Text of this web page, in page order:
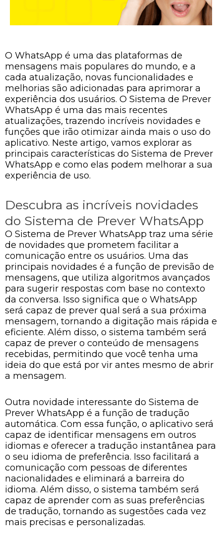
O WhatsApp é uma das plataformas de
mensagens mais populares do mundo, e a
cada atualização, novas funcionalidades e
melhorias são adicionadas para aprimorar a
experiência dos usuários. O Sistema de Prever
WhatsApp é uma das mais recentes
atualizações, trazendo incríveis novidades e
funções que irão otimizar ainda mais o uso do
aplicativo. Neste artigo, vamos explorar as
principais características do Sistema de Prever
WhatsApp e como elas podem melhorar a sua
experiência de uso.
Descubra as incríveis novidades
do Sistema de Prever WhatsApp
O Sistema de Prever WhatsApp traz uma série
de novidades que prometem facilitar a
comunicação entre os usuários. Uma das
principais novidades é a função de previsão de
mensagens, que utiliza algoritmos avançados
para sugerir respostas com base no contexto
da conversa. Isso significa que o WhatsApp
será capaz de prever qual será a sua próxima
mensagem, tornando a digitação mais rápida e
eficiente. Além disso, o sistema também será
capaz de prever o conteúdo de mensagens
recebidas, permitindo que você tenha uma
ideia do que está por vir antes mesmo de abrir
a mensagem.
Outra novidade interessante do Sistema de
Prever WhatsApp é a função de tradução
automática. Com essa função, o aplicativo será
capaz de identificar mensagens em outros
idiomas e oferecer a tradução instantânea para
o seu idioma de preferência. Isso facilitará a
comunicação com pessoas de diferentes
nacionalidades e eliminará a barreira do
idioma. Além disso, o sistema também será
capaz de aprender com as suas preferências
de tradução, tornando as sugestões cada vez
mais precisas e personalizadas.